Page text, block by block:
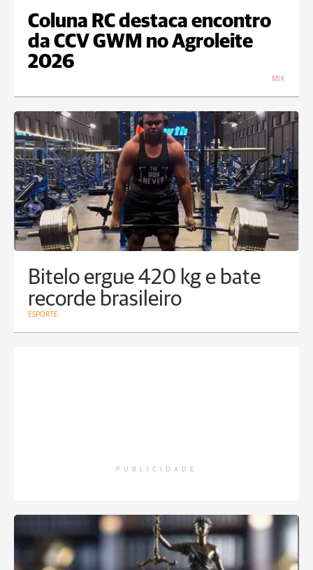
Coluna RC destaca encontro
da CCV GWM no Agroleite
2026
MIX
Bitelo ergue 420 kg e bate
recorde brasileiro
ESPORTE
PUBLICIDADE